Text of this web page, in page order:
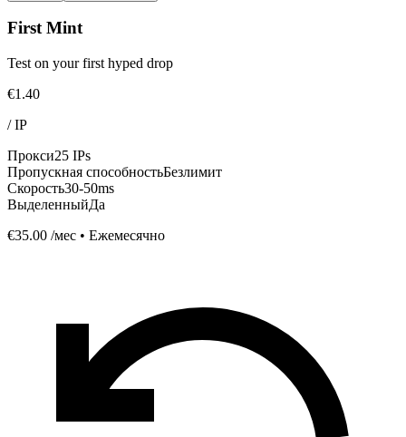
First Mint
Test on your first hyped drop
€1.40
/IP
Прокси25 IPs
Пропускная способностьБезлимит
Скорость30-50ms
ВыделенныйДа
€35.00 /мес • Ежемесячно